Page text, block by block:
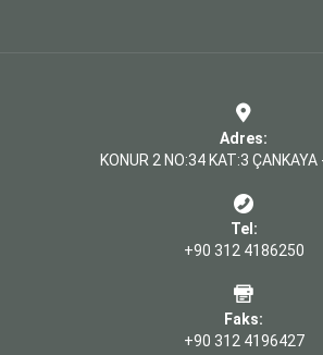
Adres:
KONUR 2 NO:34 KAT:3 ÇANKAYA
Tel:
+90 312 4186250
Faks:
+90 312 4196427